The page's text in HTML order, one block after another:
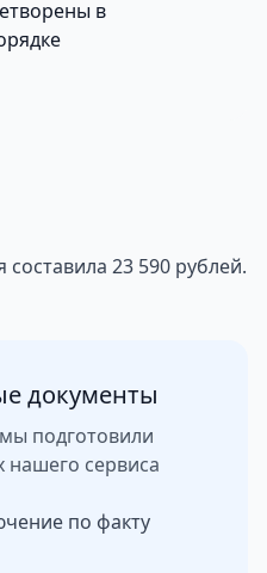
в
23 590 рублей.
документы
подготовили
нашего сервиса
по факту